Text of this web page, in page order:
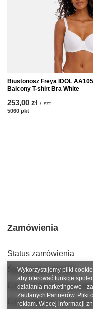
Biustonosz Freya IDOL
Balcony T-shirt Bra White
253,00 zł / szt.
5060 pkt
Zamówienia
Status zamówienia
Śledzenie przesyłki
Chcę zareklamować
Chcę odstąpić od
Wykorzystujemy pliki
aby oferować funkcje
działania marketingowe -
Zaufanych Partnerów. Pliki
reklam. Więcej informacji